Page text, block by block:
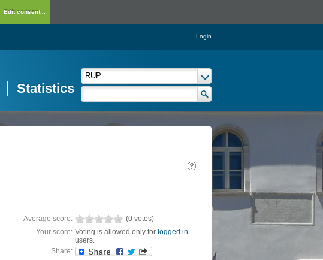
Edit consent...
Login
Statistics
Average score:
(0 votes)
Your score: Voting is allowed only for logged in
users.
Share: